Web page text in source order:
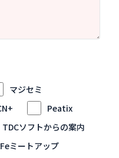
マジセミ
Peatix
TDCソフトからの案内
ミートアップ